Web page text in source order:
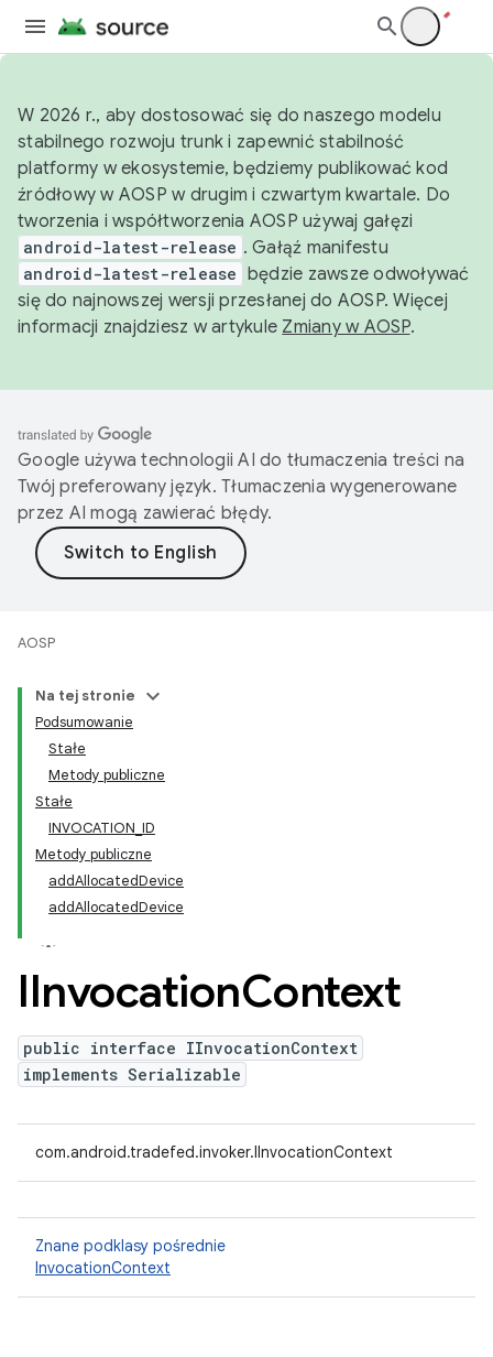
W 2026 r., aby dostosować się do naszego modelu
stabilnego rozwoju trunk i zapewnić stabilność
platformy w ekosystemie, będziemy publikować kod
źródłowy w AOSP w drugim i czwartym kwartale. Do
tworzenia i współtworzenia AOSP używaj gałęzi
android-latest-release . Gałąź manifestu
android-latest-release będzie zawsze odwoływać
się do najnowszej wersji przesłanej do AOSP. Więcej
informacji znajdziesz w artykule Zmiany w AOSP.
Google używa technologii AI do tłumaczenia treści na
Twój preferowany język. Tłumaczenia wygenerowane
przez AI mogą zawierać błędy.
AOSP
Na tej stronie
Podsumowanie
Stałe
Metody publiczne
Stałe
INVOCATION_ID
Metody publiczne
addAllocatedDevice
addAllocatedDevice
IInvocationContext
public interface IInvocationContext
implements Serializable
com.android.tradefed.invoker.IInvocationContext
Znane podklasy pośrednie
InvocationContext